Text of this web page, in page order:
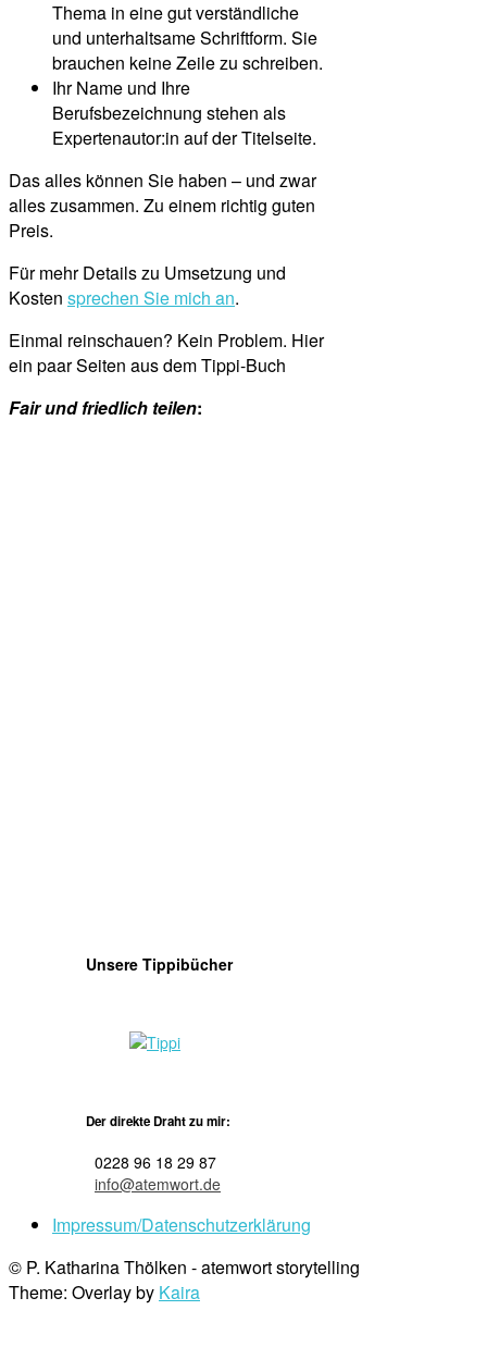
Thema in eine gut verständliche
und unterhaltsame Schriftform. Sie
brauchen keine Zeile zu schreiben.
Ihr Name und Ihre
Berufsbezeichnung stehen als
Expertenautor:in auf der Titelseite.
Das alles können Sie haben – und zwar
alles zusammen. Zu einem richtig guten
Preis.
Für mehr Details zu Umsetzung und
Kosten sprechen Sie mich an.
Einmal reinschauen? Kein Problem. Hier
ein paar Seiten aus dem Tippi-Buch
Fair und friedlich teilen:
Unsere Tippibücher
Der direkte Draht zu mir:
0228 96 18 29 87
info@atemwort.de
Impressum/Datenschutzerklärung
© P. Katharina Thölken - atemwort storytelling
Theme: Overlay by Kaira